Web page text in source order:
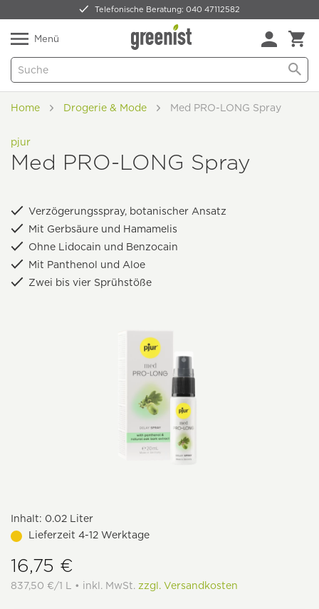
Telefonische Beratung: 040 47112582
Natürlich Pflanzlich Lecker
Menü
Home Drogerie & Mode Med PRO-LONG Spray
pjur
Med PRO-LONG Spray
Verzögerungsspray, botanischer Ansatz
Mit Gerbsäure und Hamamelis
Ohne Lidocain und Benzocain
Mit Panthenol und Aloe
Zwei bis vier Sprühstöße
Inhalt: 0.02 Liter
Lieferzeit 4-12 Werktage
16,75 €
837,50 €/1 L • inkl. MwSt. zzgl. Versandkosten